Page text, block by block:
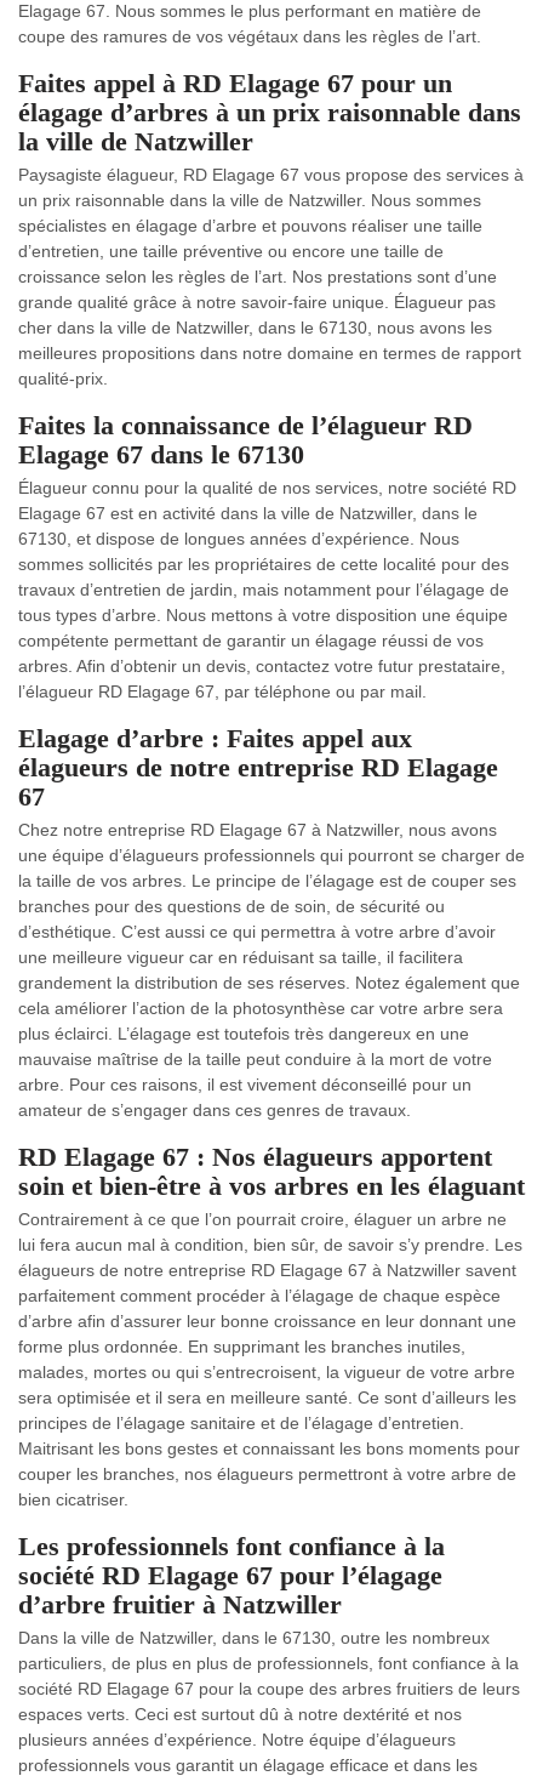
Elagage 67. Nous sommes le plus performant en matière de
coupe des ramures de vos végétaux dans les règles de l’art.
Faites appel à RD Elagage 67 pour un
élagage d’arbres à un prix raisonnable dans
la ville de Natzwiller
Paysagiste élagueur, RD Elagage 67 vous propose des services à
un prix raisonnable dans la ville de Natzwiller. Nous sommes
spécialistes en élagage d’arbre et pouvons réaliser une taille
d’entretien, une taille préventive ou encore une taille de
croissance selon les règles de l’art. Nos prestations sont d’une
grande qualité grâce à notre savoir-faire unique. Élagueur pas
cher dans la ville de Natzwiller, dans le 67130, nous avons les
meilleures propositions dans notre domaine en termes de rapport
qualité-prix.
Faites la connaissance de l’élagueur RD
Elagage 67 dans le 67130
Élagueur connu pour la qualité de nos services, notre société RD
Elagage 67 est en activité dans la ville de Natzwiller, dans le
67130, et dispose de longues années d’expérience. Nous
sommes sollicités par les propriétaires de cette localité pour des
travaux d’entretien de jardin, mais notamment pour l’élagage de
tous types d’arbre. Nous mettons à votre disposition une équipe
compétente permettant de garantir un élagage réussi de vos
arbres. Afin d’obtenir un devis, contactez votre futur prestataire,
l’élagueur RD Elagage 67, par téléphone ou par mail.
Elagage d’arbre : Faites appel aux
élagueurs de notre entreprise RD Elagage
67
Chez notre entreprise RD Elagage 67 à Natzwiller, nous avons
une équipe d’élagueurs professionnels qui pourront se charger de
la taille de vos arbres. Le principe de l’élagage est de couper ses
branches pour des questions de de soin, de sécurité ou
d’esthétique. C’est aussi ce qui permettra à votre arbre d’avoir
une meilleure vigueur car en réduisant sa taille, il facilitera
grandement la distribution de ses réserves. Notez également que
cela améliorer l’action de la photosynthèse car votre arbre sera
plus éclairci. L’élagage est toutefois très dangereux en une
mauvaise maîtrise de la taille peut conduire à la mort de votre
arbre. Pour ces raisons, il est vivement déconseillé pour un
amateur de s’engager dans ces genres de travaux.
RD Elagage 67 : Nos élagueurs apportent
soin et bien-être à vos arbres en les élaguant
Contrairement à ce que l’on pourrait croire, élaguer un arbre ne
lui fera aucun mal à condition, bien sûr, de savoir s’y prendre. Les
élagueurs de notre entreprise RD Elagage 67 à Natzwiller savent
parfaitement comment procéder à l’élagage de chaque espèce
d’arbre afin d’assurer leur bonne croissance en leur donnant une
forme plus ordonnée. En supprimant les branches inutiles,
malades, mortes ou qui s’entrecroisent, la vigueur de votre arbre
sera optimisée et il sera en meilleure santé. Ce sont d’ailleurs les
principes de l’élagage sanitaire et de l’élagage d’entretien.
Maitrisant les bons gestes et connaissant les bons moments pour
couper les branches, nos élagueurs permettront à votre arbre de
bien cicatriser.
Les professionnels font confiance à la
société RD Elagage 67 pour l’élagage
d’arbre fruitier à Natzwiller
Dans la ville de Natzwiller, dans le 67130, outre les nombreux
particuliers, de plus en plus de professionnels, font confiance à la
société RD Elagage 67 pour la coupe des arbres fruitiers de leurs
espaces verts. Ceci est surtout dû à notre dextérité et nos
plusieurs années d’expérience. Notre équipe d’élagueurs
professionnels vous garantit un élagage efficace et dans les